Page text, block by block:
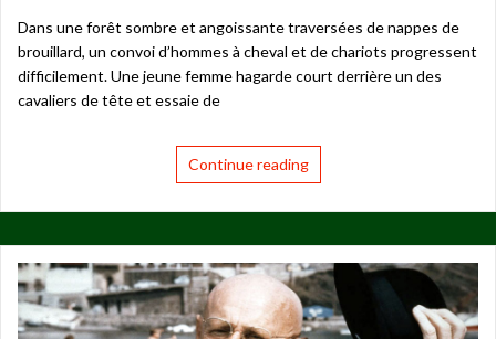
Dans une forêt sombre et angoissante traversées de nappes de
brouillard, un convoi d’hommes à cheval et de chariots progressent
difficilement. Une jeune femme hagarde court derrière un des
cavaliers de tête et essaie de
Continue reading